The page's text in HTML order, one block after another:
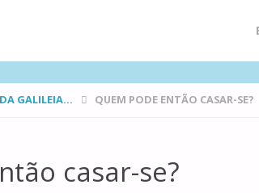
GALILEIA... QUEM PODE ENTÃO CASAR-SE?
casar-se?